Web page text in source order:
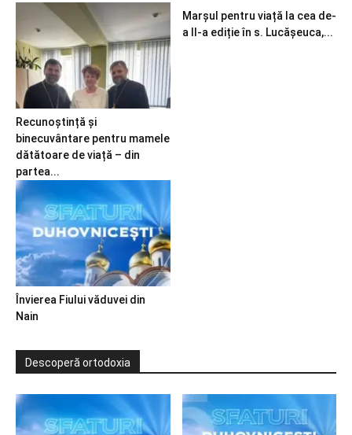
Recunoștință și
binecuvântare pentru mamele
dătătoare de viață – din
partea...
Marșul pentru viață la cea de-
a II-a ediție în s. Lucășeuca,...
Învierea Fiului văduvei din
Nain
Descoperă ortodoxia